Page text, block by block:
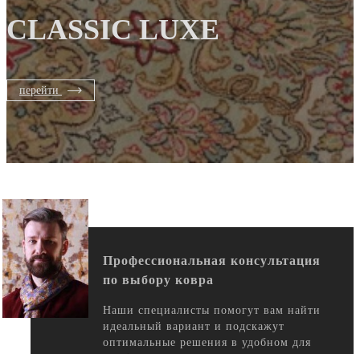
CLASSIC LUXE
перейти
Профессиональная консультация
по выбору ковра
Наши специалисты помогут вам найти
идеальный вариант и подскажут
оптимальные решения в удобном для